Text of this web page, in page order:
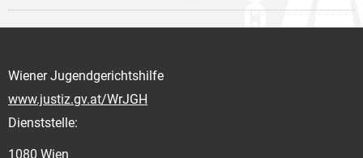
Wiener Jugendgerichtshilfe
www.justiz.gv.at/WrJGH
Dienststelle:
1080 Wien